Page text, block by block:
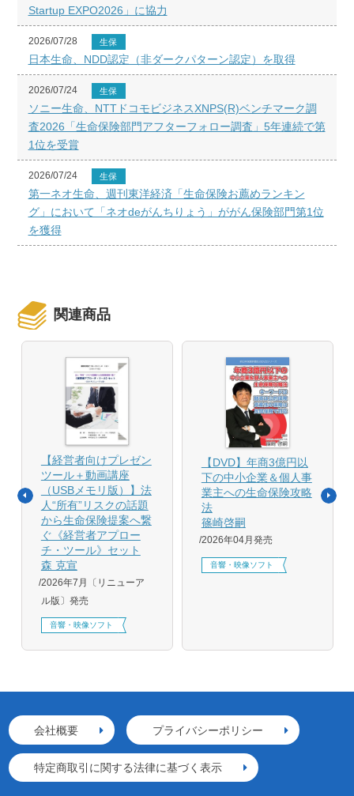
Startup EXPO2026」に協力
2026/07/28 生保
日本生命、NDD認定（非ダークパターン認定）を取得
2026/07/24 生保
ソニー生命、NTTドコモビジネスXNPS(R)ベンチマーク調
査2026「生命保険部門アフターフォロー調査」5年連続で第
1位を受賞
2026/07/24 生保
第一ネオ生命、週刊東洋経済「生命保険お薦めランキン
グ」において「ネオdeがんちりょう」ががん保険部門第1位
を獲得
関連商品
【経営者向けプレゼン
ツール＋動画講座
（USBメモリ版）】法
人“所有”リスクの話題
から生命保険提案へ繋
ぐ《経営者アプロー
チ・ツール》セット
森 克宣
2026年7月〔リニューア
ル版〕発売
音響・映像ソフト
【DVD】年商3億円以
下の中小企業＆個人事
業主への生命保険攻略
法
篠崎啓嗣
2026年04月発売
音響・映像ソフト
会社概要 プライバシーポリシー
特定商取引に関する法律に基づく表示